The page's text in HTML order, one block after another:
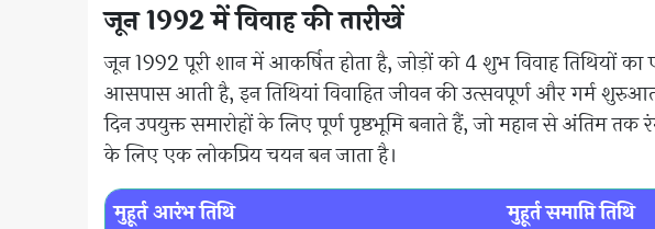
जून 1992 में विवाह की तारीखें
जून 1992 पूरी शान में आकर्षित होता है, जोड़ों को 4 शुभ विवाह तिथियों
आसपास आती है, इन तिथियां विवाहित जीवन की उत्सवपूर्ण और गर्म
दिन उपयुक्त समारोहों के लिए पूर्ण पृष्ठभूमि बनाते हैं, जो महान से अंतिम
के लिए एक लोकप्रिय चयन बन जाता है।
मुहूर्त आरंभ तिथि मुहूर्त समाप्ति तिथि